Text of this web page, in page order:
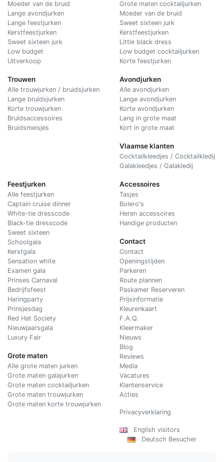
Moeder van de bruid
Lange avondjurken
Lange feestjurken
Kerstfeestjurken
Sweet sixteen jurk
Low budget
Uitverkoop
Trouwen
Alle trouwjurken / bruidsjurken
Lange bruidsjurken
Korte trouwjurken
Bruidsaccessoires
Bruidsmeisjes
Grote maten cocktailjurken
Moeder van de bruid
Sweet sixteen jurk
Kerstfeestjurken
Little black dress
Low budget cocktailjurken
Korte feestjurken
Avondjurken
Alle avondjurken
Lange avondjurken
Korte avondjurken
Lang in grote maat
Kort in grote maat
Vlaamse klanten
Cocktailkleedjes / Cocktailkledij
Galakleedjes / Galakledij
Feestjurken
Alle feestjurken
Captain cruise dinner
White-tie dresscode
Black-tie dresscode
Sweet sixteen
Schoolgala
Kerstgala
Sensation white
Examen gala
Prinses Carnaval
Bedrijfsfeest
Haringparty
Prinsjesdag
Red Hat Society
Nieuwjaarsgala
Luxury Fair
Grote maten
Alle grote maten jurken
Grote maten galajurken
Grote maten cocktailjurken
Grote maten trouwjurken
Grote maten korte trouwjurken
Accessoires
Tasjes
Bolero's
Heren accessoires
Handige producten
Contact
Contact
Openingstijden
Parkeren
Route plannen
Paskamer Reserveren
Prijsinformatie
Kleurenkaart
F.A.Q.
Kleermaker
Nieuws
Blog
Reviews
Media
Vacatures
Klantenservice
Acties
Privacyverklaring
English visitors
Deutsch Besucher